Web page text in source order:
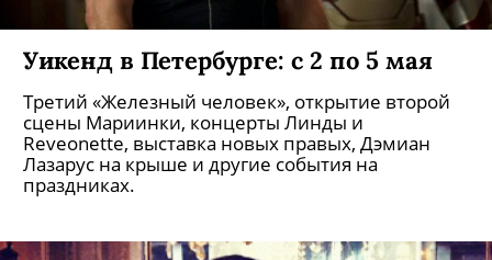
Уикенд в Петербурге: с 2 по 5 мая
Третий «Железный человек», открытие второй
сцены Мариинки, концерты Линды и
Revеonette, выставка новых правых, Дэмиан
Лазарус на крыше и другие события на
праздниках.